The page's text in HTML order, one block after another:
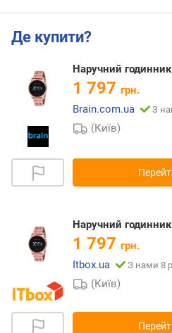
Де купити?
Наручний
1 797 грн.
Brain.com.ua
З
(Київ)
Наручний
1 797 грн.
Itbox.ua
З нами 8
(Київ)